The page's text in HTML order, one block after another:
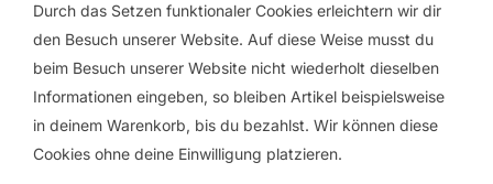
Durch das Setzen funktionaler Cookies erleichtern wir dir
den Besuch unserer Website. Auf diese Weise musst du
beim Besuch unserer Website nicht wiederholt dieselben
Informationen eingeben, so bleiben Artikel beispielsweise
in deinem Warenkorb, bis du bezahlst. Wir können diese
Cookies ohne deine Einwilligung platzieren.